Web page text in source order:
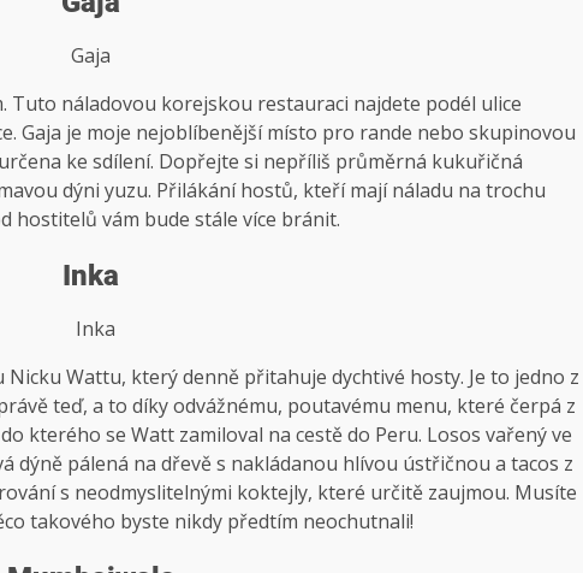
Gaja
Tuto náladovou korejskou restauraci najdete podél ulice
Gaja je moje nejoblíbenější místo pro rande nebo skupinovou
ke sdílení. Dopřejte si nepříliš průměrná kukuřičná
dýni yuzu. Přilákání hostů, kteří mají náladu na trochu
hostitelů vám bude stále více bránit.
Inka
Inka
Wattu, který denně přitahuje dychtivé hosty. Je to jedno z
teď, a to díky odvážnému, poutavému menu, které čerpá z
kterého se Watt zamiloval na cestě do Peru. Losos vařený ve
dýně pálená na dřevě s nakládanou hlívou ústřičnou a tacos z
s neodmyslitelnými koktejly, které určitě zaujmou. Musíte
takového byste nikdy předtím neochutnali!